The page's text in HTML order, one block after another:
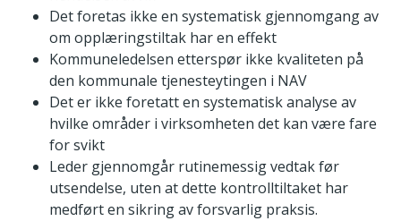
Det foretas ikke en systematisk gjennomgang av
om opplæringstiltak har en effekt
Kommuneledelsen etterspør ikke kvaliteten på
den kommunale tjenesteytingen i NAV
Det er ikke foretatt en systematisk analyse av
hvilke områder i virksomheten det kan være fare
for svikt
Leder gjennomgår rutinemessig vedtak før
utsendelse, uten at dette kontrolltiltaket har
medført en sikring av forsvarlig praksis.